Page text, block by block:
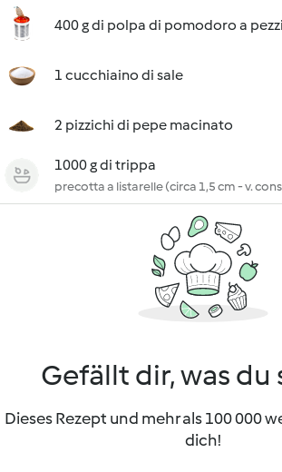
400 g di polpa di pomodoro a pezzi
1 cucchiaino di sale
2 pizzichi di pepe macinato
1000 g di trippa
precotta a listarelle (circa 1,5 cm - v.
Gefällt dir, was du
Dieses Rezept und mehr als 100 000
dich!